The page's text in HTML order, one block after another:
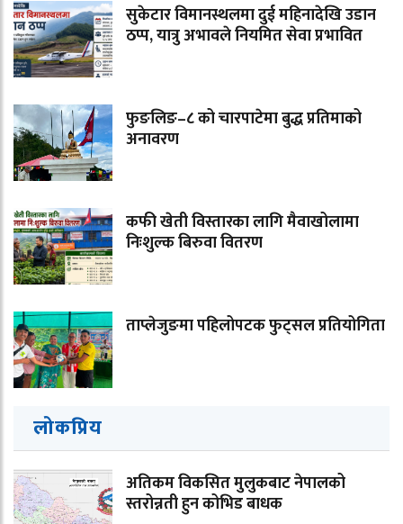
सुकेटार विमानस्थलमा दुई महिनादेखि उडान
ठप्प, यात्रु अभावले नियमित सेवा प्रभावित
फुङलिङ–८ को चारपाटेमा बुद्ध प्रतिमाको
अनावरण
कफी खेती विस्तारका लागि मैवाखोलामा
निःशुल्क बिरुवा वितरण
ताप्लेजुङमा पहिलोपटक फुट्सल प्रतियोगिता
लोकप्रिय
अतिकम विकसित मुलुकबाट नेपालको
स्तरोन्नती हुन कोभिड बाधक